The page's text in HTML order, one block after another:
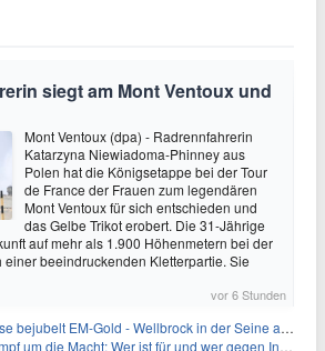
siegt am Mont Ventoux und
Mont Ventoux (dpa) - Radrennfahrerin
Katarzyna Niewiadoma-Phinney aus
Polen hat die Königsetappe bei der Tour
de France der Frauen zum legendären
Mont Ventoux für sich entschieden und
das Gelbe Trikot erobert. Die 31-Jährige
auf mehr als 1.900 Höhenmetern bei der
beeindruckenden Kletterpartie. Sie
vor 6 Stunden
bejubelt EM-Gold - Wellbrock in der Seine ausgebremst
um die Macht: Wer ist für und wer gegen Infantino?